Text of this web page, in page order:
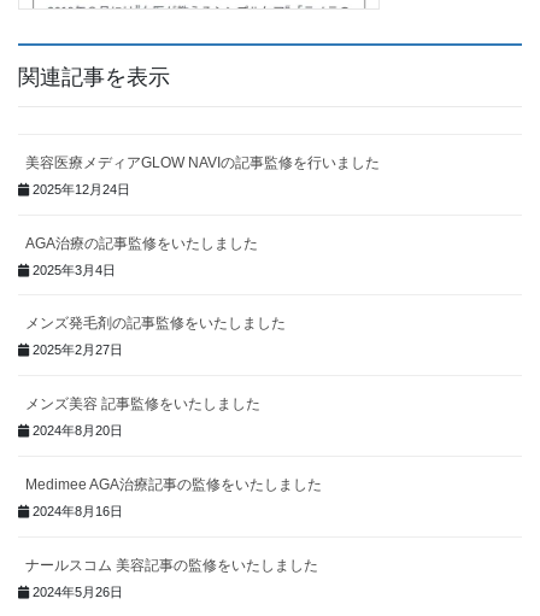
関連記事を表示
美容医療メディアGLOW NAVIの記事監修を行いました
2025年12月24日
AGA治療の記事監修をいたしました
2025年3月4日
メンズ発毛剤の記事監修をいたしました
2025年2月27日
メンズ美容 記事監修をいたしました
2024年8月20日
Medimee AGA治療記事の監修をいたしました
2024年8月16日
ナールスコム 美容記事の監修をいたしました
2024年5月26日